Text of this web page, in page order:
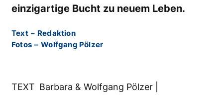
einzigartige Bucht zu neuem Leben.
Text – Redaktion
Fotos – Wolfgang Pölzer
TEXT Barbara & Wolfgang Pölzer |